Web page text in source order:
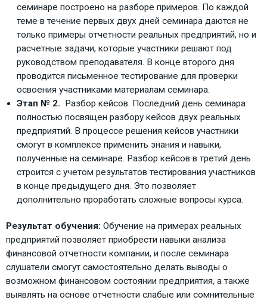
семинаре построено на разборе примеров. По каждой
теме в течение первых двух дней семинара даются не
только примеры отчетности реальных предприятий, но и
расчетные задачи, которые участники решают под
руководством преподавателя. В конце второго дня
проводится письменное тестирование для проверки
освоения участниками материалам семинара.
Этап № 2. Разбор кейсов. Последний день семинара
полностью посвящен разбору кейсов двух реальных
предприятий. В процессе решения кейсов участники
смогут в комплексе применить знания и навыки,
полученные на семинаре. Разбор кейсов в третий день
строится с учетом результатов тестирования участников
в конце предыдущего дня. Это позволяет
дополнительно проработать сложные вопросы курса.
Результат обучения: Обучение на примерах реальных
предприятий позволяет приобрести навыки анализа
финансовой отчетности компании, и после семинара
слушатели смогут самостоятельно делать выводы о
возможном финансовом состоянии предприятия, а также
выявлять на основе отчетности слабые или сомнительные